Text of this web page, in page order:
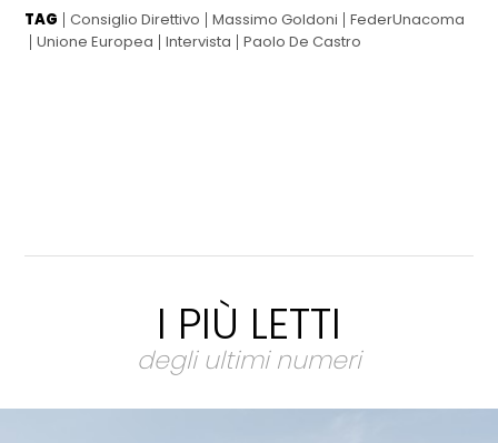
TAG Consiglio Direttivo Massimo Goldoni
FederUnacoma
Unione Europea
Intervista Paolo De Castro
I PIÙ LETTI
degli ultimi numeri